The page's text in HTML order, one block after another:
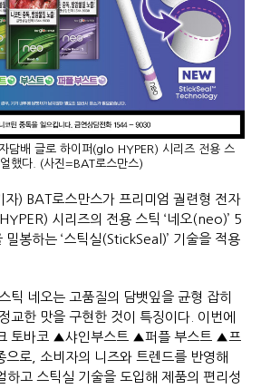
담배 글로 하이퍼(glo HYPER) 시리즈 전용 스
했다. (사진=BAT로스만스)
) BAT로스만스가 프리미엄 궐련형 전자
시리즈의 전용 스틱 ‘네오(neo)’ 5
봉하는 ‘스틱실(StickSeal)’ 기술을 적용
틱 네오는 고품질의 담뱃잎을 균형 잡히
교한 맛을 구현한 것이 특징이다. 이번에
토바코 ▲샤인부스트 ▲퍼플 부스트 ▲프
로, 소비자의 니즈와 트렌드를 반영해
하고 스틱실 기술을 도입해 제품의 편리성